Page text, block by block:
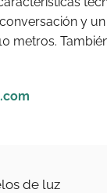
y
metros.
de luz